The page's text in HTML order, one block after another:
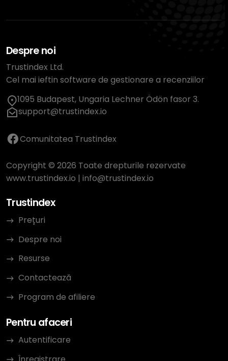
Despre noi
Trustindex Ltd.
Cel mai ieftin software de gestionare a recenziilor
1095 Budapest, Ungaria Lechner Ödön fasor 3.
support@trustindex.io
Comunitatea Trustindex
Copyright © 2026 Toate drepturile rezervate
www.trustindex.io | info@trustindex.io
Trustindex
Prețuri
Despre noi
Resurse
Contactează
Program de afiliere
Pentru afaceri
Autentificare